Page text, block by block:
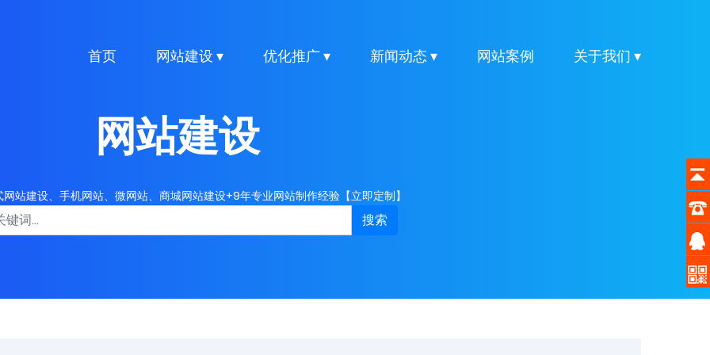
首页 网站建设 ▾ 优化推广 ▾ 新闻动态 ▾ 网站案例 关于我们 ▾
网站建设
站建设、手机网站、微网站、商城网站建设+9年专业网站制作经验【立即定制】